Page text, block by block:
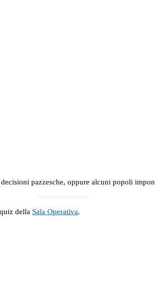
pazzesche, oppure alcuni popoli
della Sala Operativa.